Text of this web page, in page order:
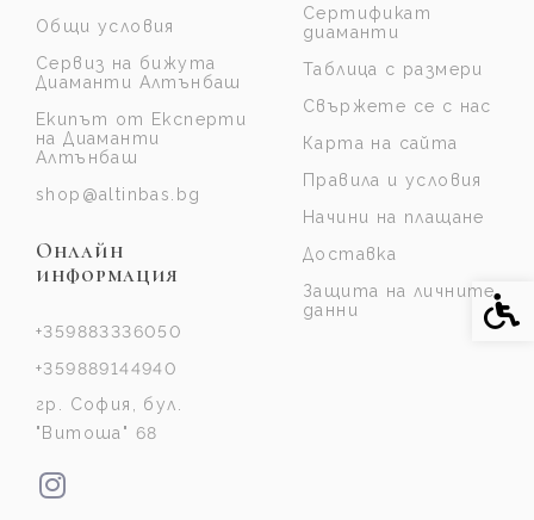
Общи условия
Сервиз на бижута
Диаманти Алтънбаш
Екипът от Експерти
на Диаманти
Алтънбаш
shop@altinbas.bg
Онлайн
информация
+359883336050
+359889144940
гр. София, бул.
"Витоша" 68
Сертификат
диаманти
Таблица с размери
Свържете се с нас
Карта на сайта
Правила и условия
Начини на плащане
Доставка
Защита на личните
данни